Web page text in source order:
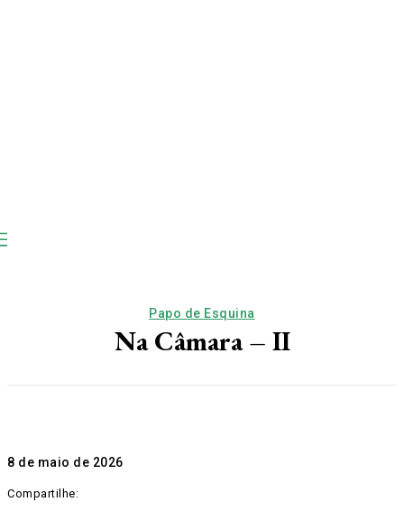
Papo de Esquina
Na Câmara – II
8 de maio de 2026
Compartilhe: